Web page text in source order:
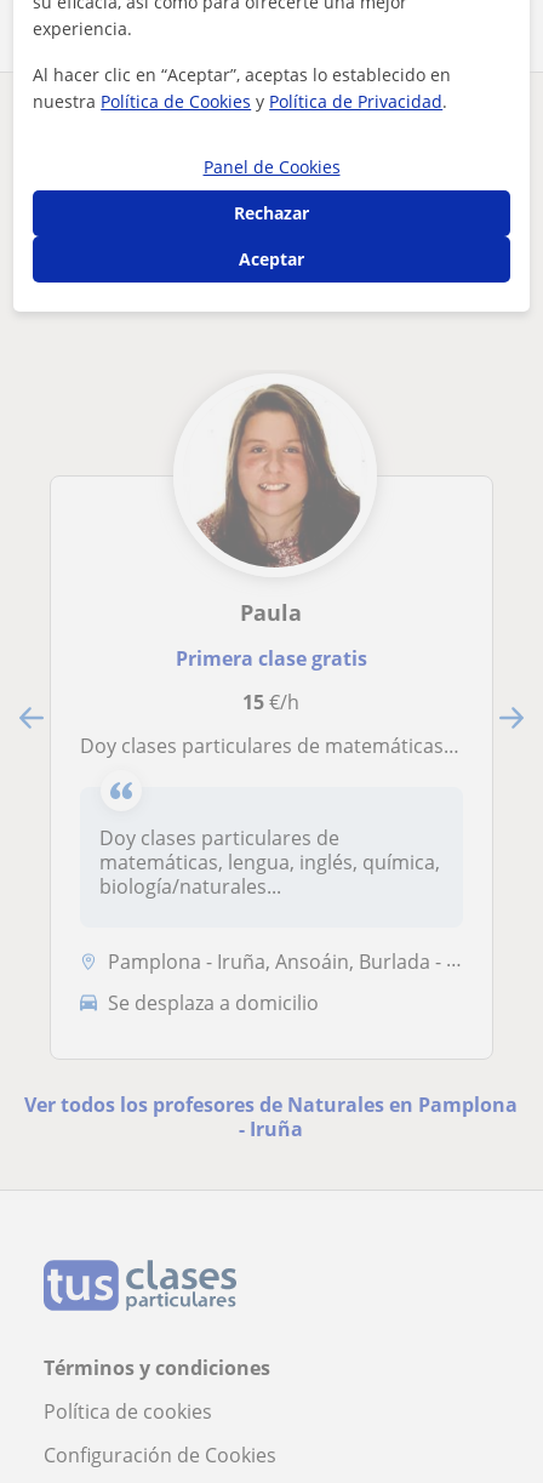
Tus clases particulares A domicilio Naturales
Navarra
estudiante universitario ofrece clases particulares para cua...
Otros profesores de Naturales en
Pamplona - Iruña que pueden interesarte
Paula
Primera clase gratis
15€/h
Doy clases particulares de matemáticas, lengua, inglés, química, biología/naturales y música hasta nivel 4° de la eso
Doy clases particulares de
matemáticas, lengua, inglés, química,
biología/naturales...
Pamplona - Iruña, Ansoáin, Burlada - Burlata, Villava - Atarrabia
Se desplaza a domicilio
Ver todos los profesores de Naturales en Pamplona
- Iruña
Términos y condiciones
Política de cookies
Configuración de Cookies
experiencia.
Al hacer clic en “Aceptar”, aceptas lo establecido en
nuestra Política de Cookies y Política de Privacidad.
Panel de Cookies
Rechazar
Aceptar